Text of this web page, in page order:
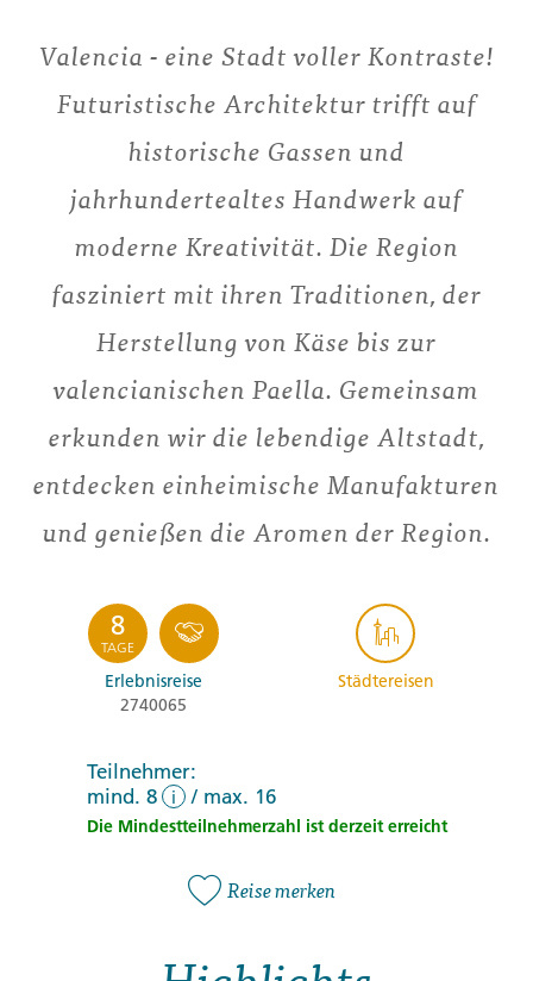
Valencia - eine Stadt voller Kontraste!
Futuristische Architektur trifft auf
historische Gassen und
jahrhundertealtes Handwerk auf
moderne Kreativität. Die Region
fasziniert mit ihren Traditionen, der
Herstellung von Käse bis zur
valencianischen Paella. Gemeinsam
erkunden wir die lebendige Altstadt,
entdecken einheimische Manufakturen
und genießen die Aromen der Region.
8
TAGE
Erlebnisreise
2740065
Städtereisen
Teilnehmer:
mind. 8
i / max. 16
Die Mindestteilnehmerzahl ist derzeit erreicht
Reise merken